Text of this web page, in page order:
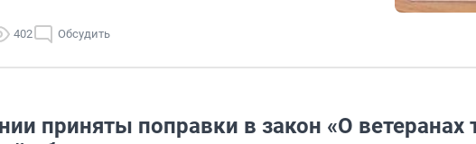
402 Обсудить
приняты поправки в закон «О ветеранах